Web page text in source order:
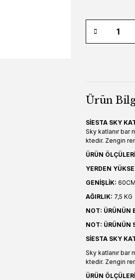
Ürün
SİESTA SKY
Sky katlanır bar
ktedir. Zengin
ÜRÜN
YERDEN
GENİŞLİK: 60CM
AĞIRLIK: 7,5 KG
NOT: ÜRÜNÜN
NOT: ÜRÜNÜN
SİESTA SKY
Sky katlanır bar
ktedir. Zengin
ÜRÜN